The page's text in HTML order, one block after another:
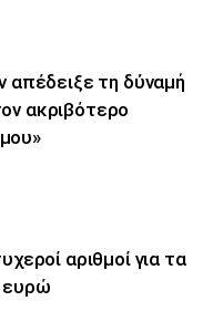
απέδειξε τη δύναμή
ακριβότερο
αριθμοί για τα
ευρώ